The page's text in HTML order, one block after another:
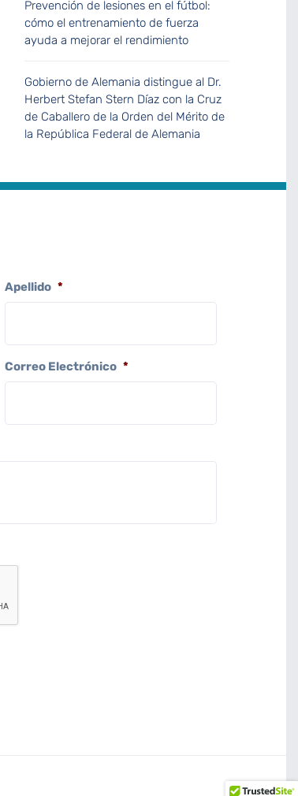
Prevención de lesiones en el fútbol:
cómo el entrenamiento de fuerza
ayuda a mejorar el rendimiento
Gobierno de Alemania distingue al Dr.
Herbert Stefan Stern Díaz con la Cruz
de Caballero de la Orden del Mérito de
la República Federal de Alemania
Apellido *
Correo Electrónico *